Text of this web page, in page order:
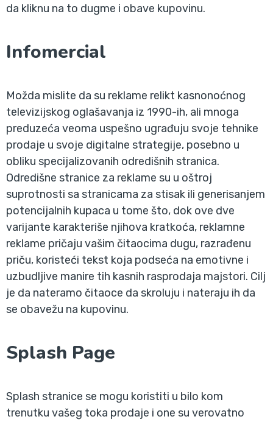
da kliknu na to dugme i obave kupovinu.
Infomercial
Možda mislite da su reklame relikt kasnonoćnog
televizijskog oglašavanja iz 1990-ih, ali mnoga
preduzeća veoma uspešno ugrađuju svoje tehnike
prodaje u svoje digitalne strategije, posebno u
obliku specijalizovanih odredišnih stranica.
Odredišne stranice za reklame su u oštroj
suprotnosti sa stranicama za stisak ili generisanjem
potencijalnih kupaca u tome što, dok ove dve
varijante karakteriše njihova kratkoća, reklamne
reklame pričaju vašim čitaocima dugu, razrađenu
priču, koristeći tekst koja podseća na emotivne i
uzbudljive manire tih kasnih rasprodaja majstori. Cilj
je da nateramo čitaoce da skroluju i nateraju ih da
se obavežu na kupovinu.
Splash Page
Splash stranice se mogu koristiti u bilo kom
trenutku vašeg toka prodaje i one su verovatno